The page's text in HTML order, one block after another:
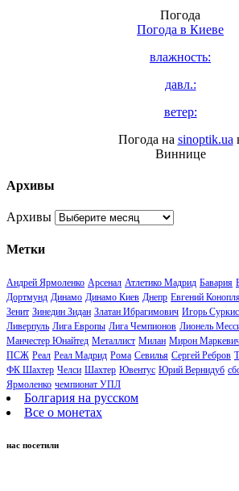
Погода
Погода в Киеве
влажность:
давл.:
ветер:
Погода на sinoptik.ua
Виннице
Архивы
Архивы
Метки
Андрей Ярмоленко Арсенал Атлетико Мадрид Бавария
Дортмунд Динамо Динамо Киев Днепр Евгений
Зенит Зинедин Зидан Златан Ибрагимович Игорь Суркис
Ливерпуль Лига Европы Лига Чемпионов Лионель
Манчестер Юнайтед Металлист Милан Мирон
ПСЖ Реал Реал Мадрид Рома Севилья Сергей Ребров
ФК Шахтер Челси Шахтер Ювентус Юрий Вернидуб
Ярмоленко чемпионат УПЛ
Болгария на русском
Все о монетах
нас посетили